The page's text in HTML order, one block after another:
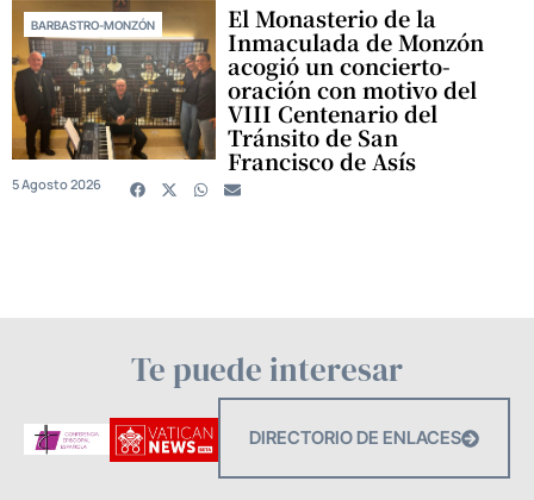
BARBASTRO-MONZÓN El Monasterio de la
Inmaculada de Monzón
acogió un concierto-
oración con motivo del
VIII Centenario del
Tránsito de San
Francisco de Asís
5 Agosto 2026
Te puede interesar
DIRECTORIO DE ENLACES